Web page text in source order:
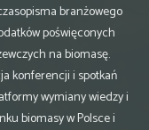
branżowego
poświęconych
na biomasę.
konferencji i spotkań
wymiany wiedzy i
biomasy w Polsce i